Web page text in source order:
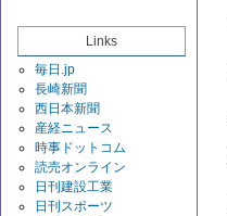
Links
毎日.jp
長崎新聞
西日本新聞
産経ニュース
時事ドットコム
読売オンライン
日刊建設工業
日刊スポーツ